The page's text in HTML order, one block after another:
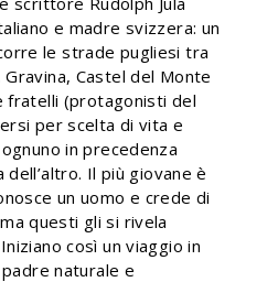
e madre svizzera: un
le strade pugliesi tra
Gravina, Castel del Monte
fratelli (protagonisti del
per scelta di vita e
in precedenza
dell’altro. Il più giovane è
un uomo e crede di
questi gli si rivela
così un viaggio in
naturale e